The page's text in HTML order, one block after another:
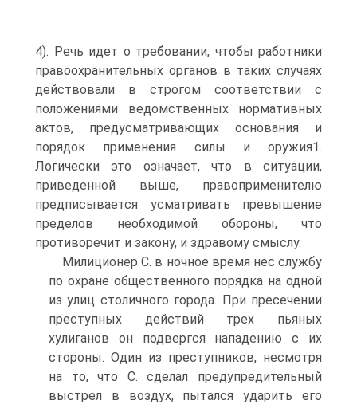
4). Речь идет о требовании, чтобы работники
правоохранительных органов в таких случаях
действовали в строгом соответствии с
положениями ведомственных нормативных
актов, предусматривающих основания и
порядок применения силы и оружия1.
Логически это означает, что в ситуации,
приведенной выше, правоприменителю
предписывается усматривать превышение
пределов необходимой обороны, что
противоречит и закону, и здравому смыслу.
Милиционер С. в ночное время нес службу
по охране общественного порядка на одной
из улиц столичного города. При пресечении
преступных действий трех пьяных
хулиганов он подвергся нападению с их
стороны. Один из преступников, несмотря
на то, что С. сделал предупредительный
выстрел в воздух, пытался ударить его